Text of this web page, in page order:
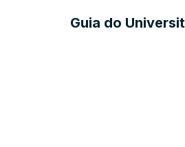
Guia do